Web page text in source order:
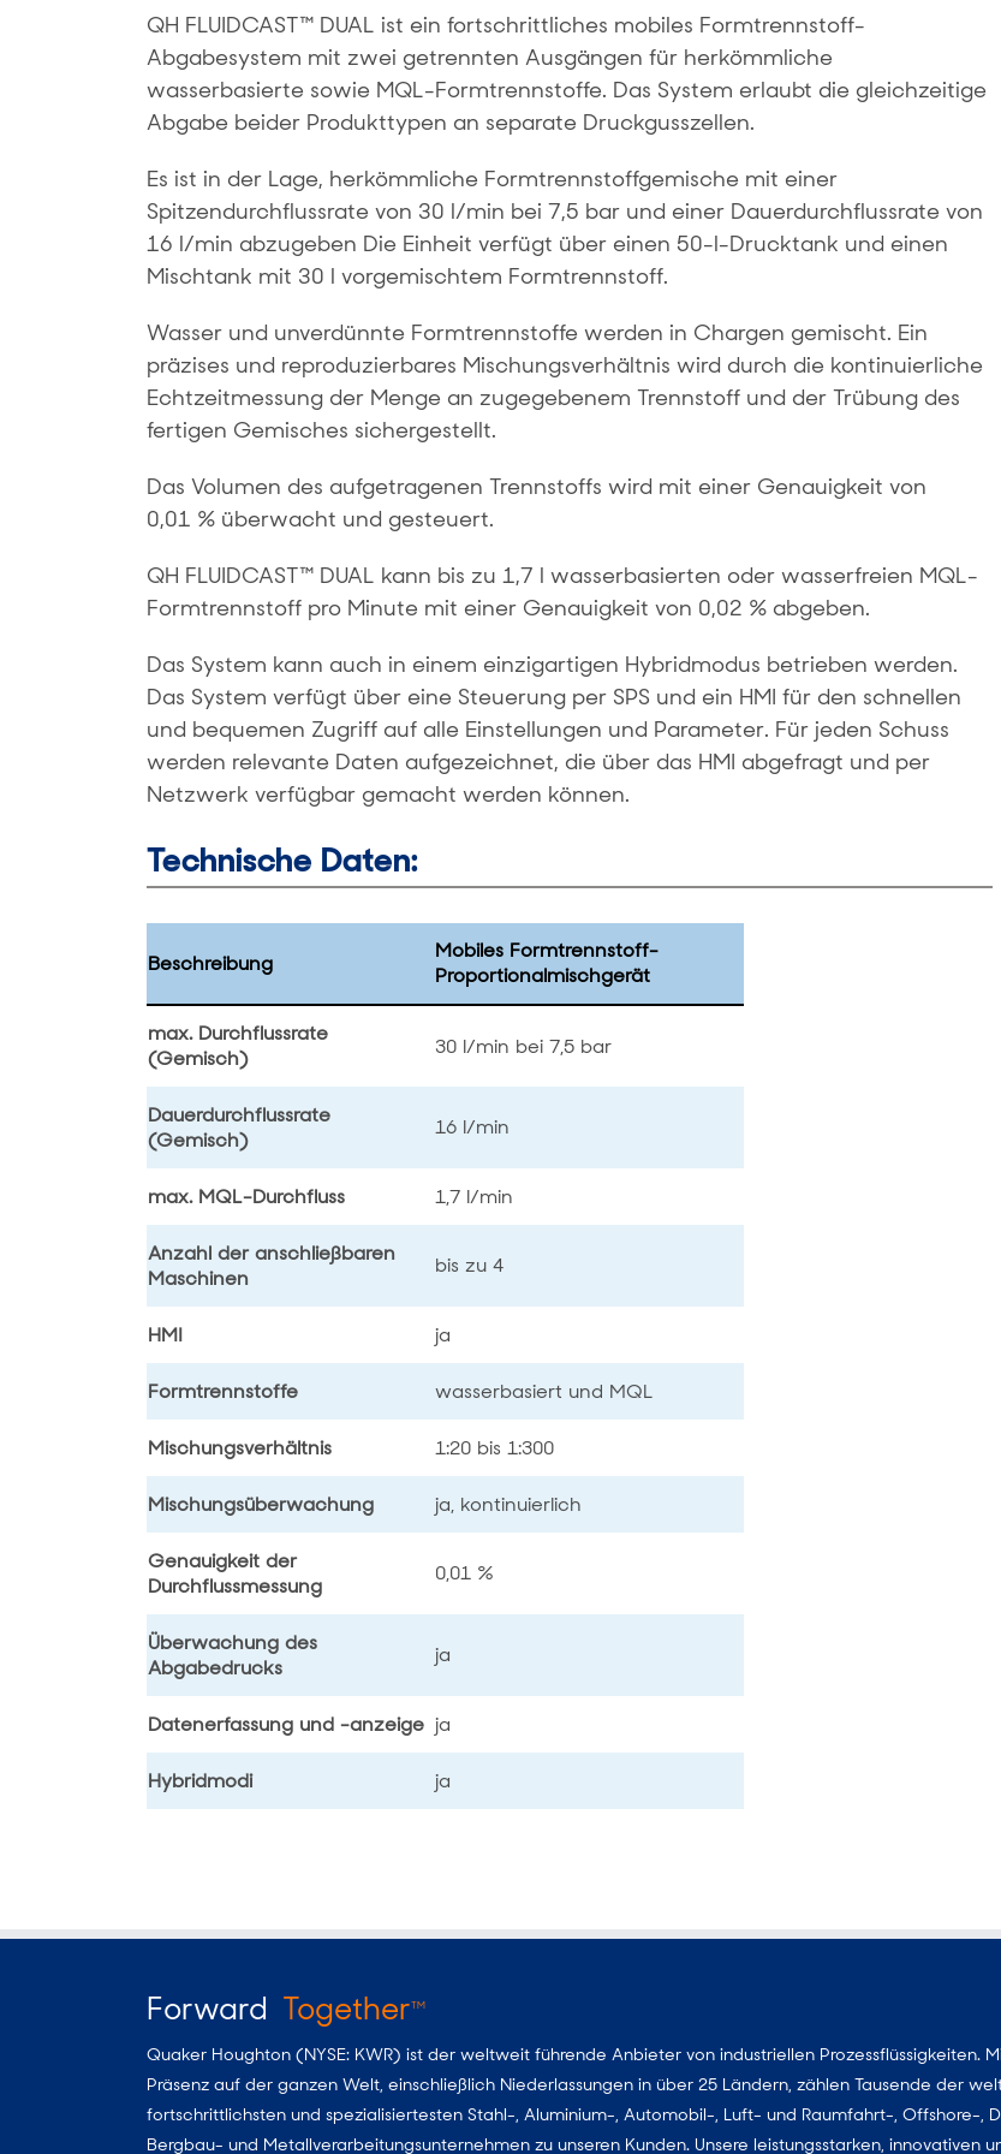
QH FLUIDCAST™ DUAL ist ein fortschrittliches mobiles Formtrennstoff-
Abgabesystem mit zwei getrennten Ausgängen für herkömmliche
wasserbasierte sowie MQL-Formtrennstoffe. Das System erlaubt die gleichzeitige
Abgabe beider Produkttypen an separate Druckgusszellen.
Es ist in der Lage, herkömmliche Formtrennstoffgemische mit einer
Spitzendurchflussrate von 30 l/min bei 7,5 bar und einer Dauerdurchflussrate von
16 l/min abzugeben Die Einheit verfügt über einen 50-l-Drucktank und einen
Mischtank mit 30 l vorgemischtem Formtrennstoff.
Wasser und unverdünnte Formtrennstoffe werden in Chargen gemischt. Ein
präzises und reproduzierbares Mischungsverhältnis wird durch die kontinuierliche
Echtzeitmessung der Menge an zugegebenem Trennstoff und der Trübung des
fertigen Gemisches sichergestellt.
Das Volumen des aufgetragenen Trennstoffs wird mit einer Genauigkeit von
0,01 % überwacht und gesteuert.
QH FLUIDCAST™ DUAL kann bis zu 1,7 l wasserbasierten oder wasserfreien MQL-
Formtrennstoff pro Minute mit einer Genauigkeit von 0,02 % abgeben.
Das System kann auch in einem einzigartigen Hybridmodus betrieben werden.
Das System verfügt über eine Steuerung per SPS und ein HMI für den schnellen
und bequemen Zugriff auf alle Einstellungen und Parameter. Für jeden Schuss
werden relevante Daten aufgezeichnet, die über das HMI abgefragt und per
Netzwerk verfügbar gemacht werden können.
Technische Daten:
Beschreibung
Mobiles Formtrennstoff-
Proportionalmischgerät
max. Durchflussrate
(Gemisch)
30 l/min bei 7,5 bar
Dauerdurchflussrate
(Gemisch)
16 l/min
max. MQL-Durchfluss 1,7 l/min
Anzahl der anschließbaren
Maschinen
bis zu 4
HMI ja
Formtrennstoffe wasserbasiert und MQL
Mischungsverhältnis 1:20 bis 1:300
Mischungsüberwachung ja, kontinuierlich
Genauigkeit der
Durchflussmessung
0,01 %
Überwachung des
Abgabedrucks
ja
Datenerfassung und -anzeige ja
Hybridmodi ja
Forward TogetherTM
Quaker Houghton (NYSE: KWR) ist der weltweit führende Anbieter von industriellen Prozessflüssigkeiten.
Präsenz auf der ganzen Welt, einschließlich Niederlassungen in über 25 Ländern, zählen Tausende der
fortschrittlichsten und spezialisiertesten Stahl-, Aluminium-, Automobil-, Luft- und Raumfahrt-, Offshore-,
Bergbau- und Metallverarbeitungsunternehmen zu unseren Kunden. Unsere leistungsstarken, innovativen